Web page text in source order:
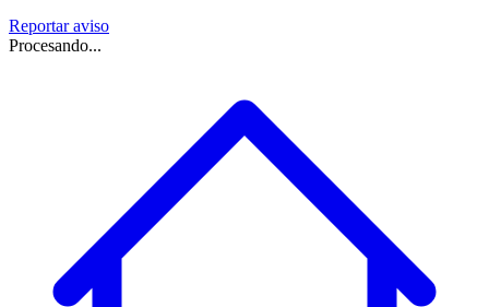
Reportar aviso
Procesando...